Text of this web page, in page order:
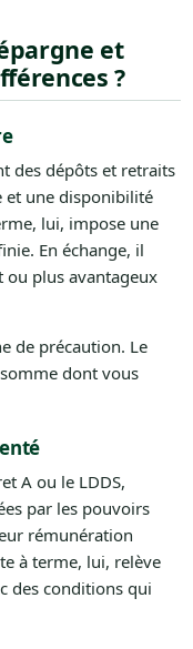
et
?
des dépôts et retraits
et une disponibilité
lui, impose une
En échange, il
plus avantageux
de précaution. Le
dont vous
A ou le LDDS,
par les pouvoirs
rémunération
à terme, lui, relève
des conditions qui